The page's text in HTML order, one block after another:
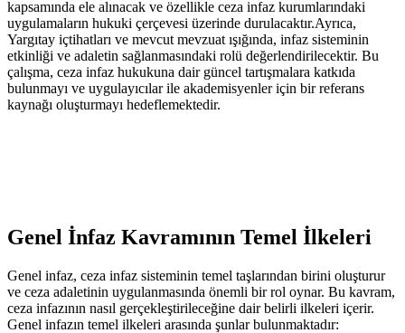
‌kapsamında ele alınacak ve özellikle ceza infaz kurumlarındaki
uygulamaların ⁤hukuki çerçevesi üzerinde durulacaktır.Ayrıca,
Yargıtay⁤ içtihatları ve mevcut mevzuat ‌ışığında, infaz ‍sisteminin
etkinliği ve ⁤adaletin sağlanmasındaki rolü değerlendirilecektir.⁣ Bu
çalışma, ceza infaz hukukuna dair​ güncel tartışmalara katkıda
bulunmayı ve uygulayıcılar ile akademisyenler için bir⁣ referans
kaynağı oluşturmayı hedeflemektedir.
Genel İnfaz‌ Kavramının Temel ‍İlkeleri
Genel infaz, ceza infaz sisteminin temel taşlarından birini oluşturur
ve ceza⁢ adaletinin uygulanmasında önemli bir​ rol ‌oynar.​ Bu⁢ kavram,
ceza​ infazının ‌nasıl gerçekleştirileceğine dair belirli ilkeleri içerir.
⁢Genel ‍infazın temel ilkeleri arasında şunlar bulunmaktadır: